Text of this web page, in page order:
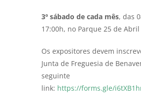
3º sábado de cada mês, das
17:00h, no Parque 25 de Abril
Os expositores devem
Junta de Freguesia de
seguinte
link: https://forms.gle/